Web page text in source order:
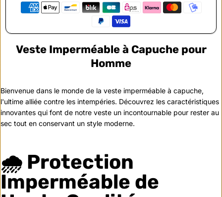
Veste Imperméable à Capuche pour
Homme
Bienvenue dans le monde de la veste imperméable à capuche,
l'ultime alliée contre les intempéries. Découvrez les caractéristiques
innovantes qui font de notre veste un incontournable pour rester au
sec tout en conservant un style moderne.
🌧️ Protection
Imperméable de